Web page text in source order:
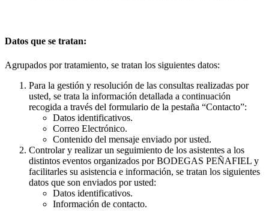
Datos que se tratan:
Agrupados por tratamiento, se tratan los siguientes datos:
Para la gestión y resolución de las consultas realizadas por
usted, se trata la información detallada a continuación
recogida a través del formulario de la pestaña “Contacto”:
Datos identificativos.
Correo Electrónico.
Contenido del mensaje enviado por usted.
Controlar y realizar un seguimiento de los asistentes a los
distintos eventos organizados por BODEGAS PEÑAFIEL y
facilitarles su asistencia e información, se tratan los siguientes
datos que son enviados por usted:
Datos identificativos.
Información de contacto.